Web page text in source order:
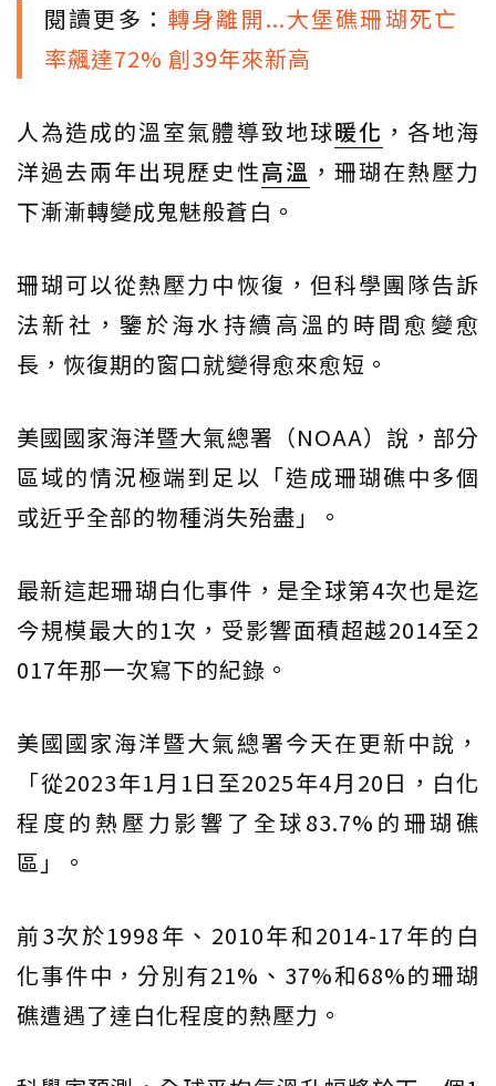
閱讀更多： 轉身離開...大堡礁珊瑚死亡
率飆達72% 創39年來新高
人為造成的溫室氣體導致地球暖化 ，各地海
洋過去兩年出現歷史性高溫 ，珊瑚在熱壓力
下漸漸轉變成鬼魅般蒼白。
珊瑚可以從熱壓力中恢復，但科學團隊告訴
法新社，鑒於海水持續高溫的時間愈變愈
長，恢復期的窗口就變得愈來愈短。
美國國家海洋暨大氣總署（NOAA）說，部分
區域的情況極端到足以「造成珊瑚礁中多個
或近乎全部的物種消失殆盡」。
最新這起珊瑚白化事件，是全球第4次也是迄
今規模最大的1次，受影響面積超越2014至2
017年那一次寫下的紀錄。
美國國家海洋暨大氣總署今天在更新中說，
「從2023年1月1日至2025年4月20日，白化
程度的熱壓力影響了全球83.7%的珊瑚礁
區」。
前3次於1998年、2010年和2014-17年的白
化事件中，分別有21%、37%和68%的珊瑚
礁遭遇了達白化程度的熱壓力。